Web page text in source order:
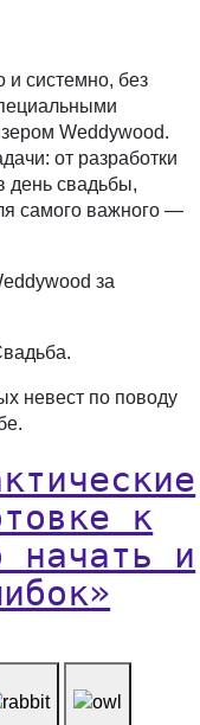
и системно, без
Weddywood.
от разработки
день свадьбы,
самого важного —
за
невест по поводу
к
начать и